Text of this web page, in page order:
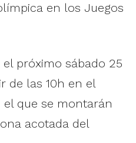
en los Juegos
próximo sábado 25
de las 10h en el
que se montarán
acotada del